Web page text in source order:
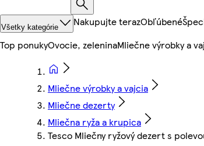
Všetky kategórie Nakupujte terazObľúbené
Top ponukyOvocie, zeleninaMliečne výrobky a
Mliečne výrobky a vajcia
Mliečne dezerty
Mliečna ryža a krupica
Tesco Mliečny ryžový dezert s